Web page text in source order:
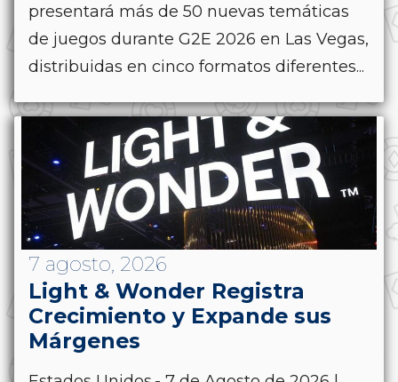
presentará más de 50 nuevas temáticas
de juegos durante G2E 2026 en Las Vegas,
distribuidas en cinco formatos diferentes...
7 agosto, 2026
Light & Wonder Registra
Crecimiento y Expande sus
Márgenes